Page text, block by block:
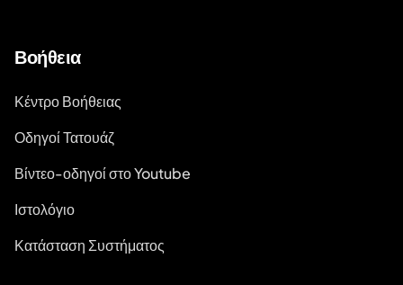
Βοήθεια
Κέντρο Βοήθειας
Οδηγοί Τατουάζ
Βίντεο-οδηγοί στο Youtube
Ιστολόγιο
Κατάσταση Συστήματος